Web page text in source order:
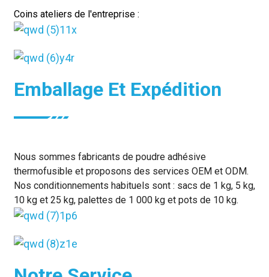
Coins ateliers de l'entreprise :
Emballage Et Expédition
Nous sommes fabricants de poudre adhésive
thermofusible et proposons des services OEM et ODM.
Nos conditionnements habituels sont : sacs de 1 kg, 5 kg,
10 kg et 25 kg, palettes de 1 000 kg et pots de 10 kg.